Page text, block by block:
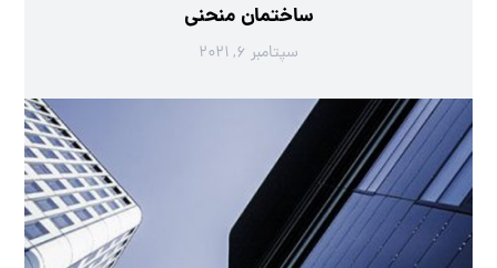
ساختمان منحنی
سپتامبر ۶, ۲۰۲۱